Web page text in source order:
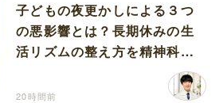
子どもの夜更かしによる３つ
の悪影響とは？長期休みの生
活リズムの整え方を精神科医
20時間前